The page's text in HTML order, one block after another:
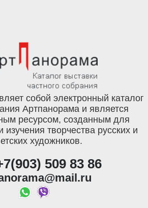
собой электронный каталог
Артпанорама и является
ресурсом, созданным для
изучения творчества русских и
художников.
509 83 86